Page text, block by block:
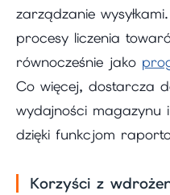
zarządzanie
procesy liczenia
równocześnie jako
Co więcej, dostarcza
wydajności magazynu
dzięki funkcjom
Korzyści z